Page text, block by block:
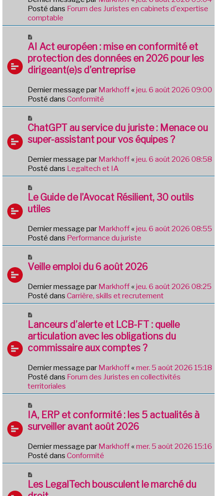
a
u
m
s
a
g
Posté dans Forum des Juristes en cabinets d'expertise
comptable
o
u
v
e
u
m
e
s
a
g
AI Act européen : mise en conformité et
protection des données en 2026 pour les
dirigeant(e)s d’entreprise
Dernier message par Markhoff« jeu. 6 août 2026 09:00
Posté dans Conformité
o
u
v
a
u
s
s
g
e
ChatGPT au service du juriste : Menace ou
super-assistant pour vos équipes ?
Dernier message par Markhoff« jeu. 6 août 2026 08:58
Posté dans Legaltech et IA
o
u
v
a
u
s
a
g
e
Le Guide de l’Avocat Résilient, 30 outils
utiles
Dernier message par Markhoff« jeu. 6 août 2026 08:55
Posté dans Performance du juriste
o
v
e
a
m
e
s
s
g
e
Veille emploi du 6 août 2026
Dernier message par Markhoff« jeu. 6 août 2026 08:25
Posté dans Carrière, skills et recrutement
o
u
v
e
u
m
e
s
a
g
Lanceurs d’alerte et LCB-FT : quelle
articulation avec les obligations du
commissaire aux comptes ?
Dernier message par Markhoff« mer. 5 août 2026 15:18
Posté dans Forum des Juristes en collectivités
territoriales
o
u
v
a
u
s
IA, ERP et conformité : les 5 actualités à
surveiller avant août 2026
Dernier message par Markhoff« mer. 5 août 2026 15:16
Posté dans Conformité
o
u
Les LegalTech bousculent le marché du